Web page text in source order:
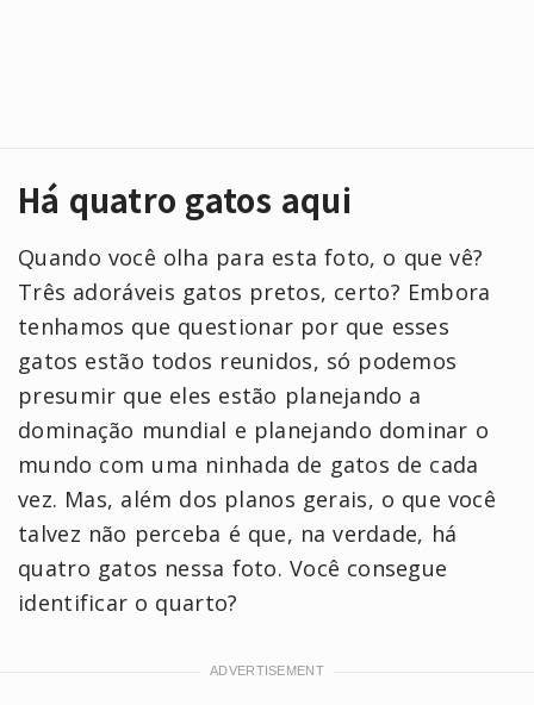
Há quatro gatos aqui
Quando você olha para esta foto, o que vê?
Três adoráveis gatos pretos, certo? Embora
tenhamos que questionar por que esses
gatos estão todos reunidos, só podemos
presumir que eles estão planejando a
dominação mundial e planejando dominar o
mundo com uma ninhada de gatos de cada
vez. Mas, além dos planos gerais, o que você
talvez não perceba é que, na verdade, há
quatro gatos nessa foto. Você consegue
identificar o quarto?